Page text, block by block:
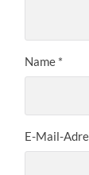
Name *
E-Mail-